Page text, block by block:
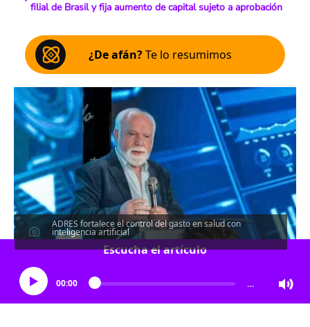
filial de Brasil y fija aumento de capital sujeto a aprobación
¿De afán?Te lo resumimos
ADRES fortalece el control del gasto en salud con
inteligencia artificial
Escucha el artículo
00:00 …